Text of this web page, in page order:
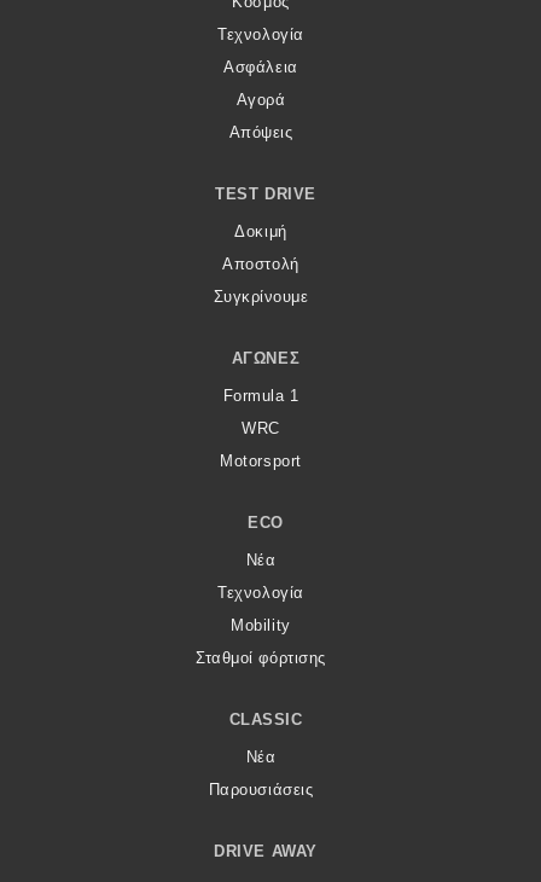
Τεχνολογία
Ασφάλεια
Αγορά
Απόψεις
TEST DRIVE
Δοκιμή
Αποστολή
Συγκρίνουμε
ΑΓΏΝΕΣ
Formula 1
WRC
Motorsport
ECO
Νέα
Τεχνολογία
Mobility
Σταθμοί φόρτισης
CLASSIC
Νέα
Παρουσιάσεις
DRIVE AWAY